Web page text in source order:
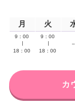
月 火
9：00
18：00
9：00
18：00
–
カ